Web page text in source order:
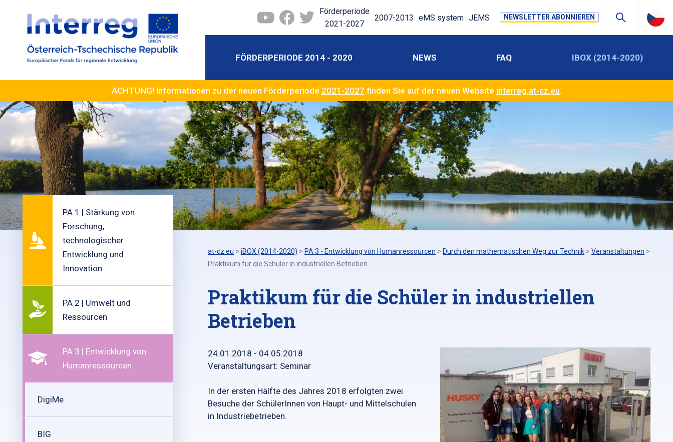
Förderperiode
2021-2027
2007-2013 eMS system JEMS NEWSLETTER ABONNIEREN
FÖRDERPERIODE 2014 - 2020 NEWS FAQ IBOX (2014-2020)
ACHTUNG! Informationen zu der neuen Förderperiode 2021-2027 finden Sie auf der neuen Website interreg.at-cz.eu.
PA 1 | Stärkung von
Forschung,
technologischer
Entwicklung und
Innovation
PA 2 | Umwelt und
Ressourcen
PA 3 | Entwicklung von
Humanressourcen
DigiMe
BIG
at-cz.eu > iBOX (2014-2020) > PA 3 - Entwicklung von Humanressourcen > Durch den mathematischen Weg zur Technik > Veranstaltungen >
Praktikum für die Schüler in industriellen Betrieben
Praktikum für die Schüler in industriellen
Betrieben
24.01.2018 - 04.05.2018
Veranstaltungsart: Seminar
In der ersten Hälfte des Jahres 2018 erfolgten zwei
Besuche der SchülerInnen von Haupt- und Mittelschulen
in Industriebetrieben.